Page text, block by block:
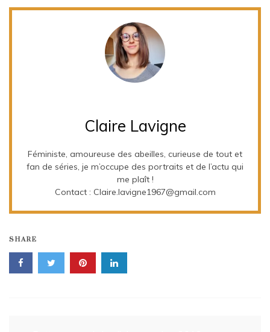
Claire Lavigne
Féministe, amoureuse des abeilles, curieuse de tout et
fan de séries, je m’occupe des portraits et de l’actu qui
me plaît !
Contact : Claire.lavigne1967@gmail.com
SHARE